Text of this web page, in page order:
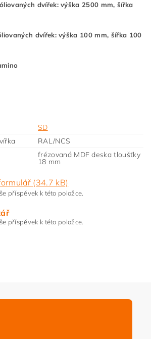
dvířek: výška 2500 mm, šířka
dvířek: výška 100 mm, šířka 100
SD
RAL/NCS
frézovaná MDF deska tloušťky
18 mm
(34.7 kB)
příspěvek k této položce.
příspěvek k této položce.